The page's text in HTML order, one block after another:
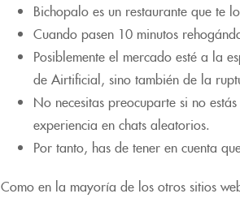
Bichopalo es un restaurante que te
Cuando pasen 10 minutos
Posiblemente el mercado esté a la
de Airtificial, sino también de la
No necesitas preocuparte si no
experiencia en chats aleatorios.
Por tanto, has de tener en cuenta
Como en la mayoría de los otros sitios